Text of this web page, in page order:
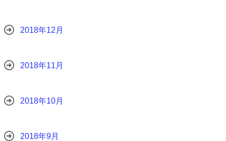
2018年12月
2018年11月
2018年10月
2018年9月